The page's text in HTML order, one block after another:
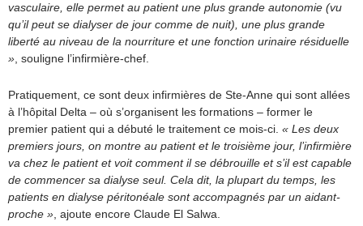
vasculaire, elle permet au patient une plus grande autonomie (vu
qu’il peut se dialyser de jour comme de nuit), une plus grande
liberté au niveau de la nourriture et une fonction urinaire résiduelle
» , souligne l’infirmière-chef.
Pratiquement, ce sont deux infirmières de Ste-Anne qui sont allées
à l’hôpital Delta – où s’organisent les formations – former le
premier patient qui a débuté le traitement ce mois-ci. « Les deux
premiers jours, on montre au patient et le troisième jour, l’infirmière
va chez le patient et voit comment il se débrouille et s’il est capable
de commencer sa dialyse seul. Cela dit, la plupart du temps, les
patients en dialyse péritonéale sont accompagnés par un aidant-
proche » , ajoute encore Claude El Salwa.